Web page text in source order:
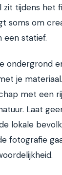
tijdens het
soms om
een statief.
ondergrond
je
met een
Laat
lokale
fotografie